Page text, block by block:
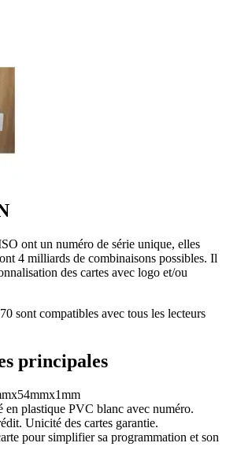
ont un numéro de série unique, elles
4 milliards de combinaisons possibles. Il
des cartes avec logo et/ou
sont compatibles avec tous les lecteurs
principales
en plastique PVC blanc avec numéro.
Unicité des cartes garantie.
pour simplifier sa programmation et son